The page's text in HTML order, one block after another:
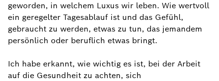
geworden, in welchem Luxus wir leben. Wie wertvoll
ein geregelter Tagesablauf ist und das Gefühl,
gebraucht zu werden, etwas zu tun, das jemandem
persönlich oder beruflich etwas bringt.
Ich habe erkannt, wie wichtig es ist, bei der Arbeit
auf die Gesundheit zu achten, sich